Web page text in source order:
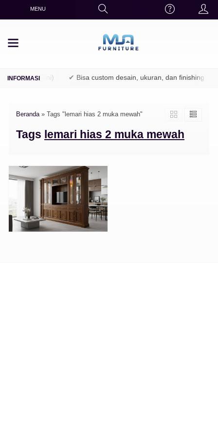
MENU
/ Perhutani) ✔ Bisa custom desain, ukuran, dan finishing
Beranda» Tags "lemari hias 2 muka mewah"
Tags lemari hias 2 muka mewah